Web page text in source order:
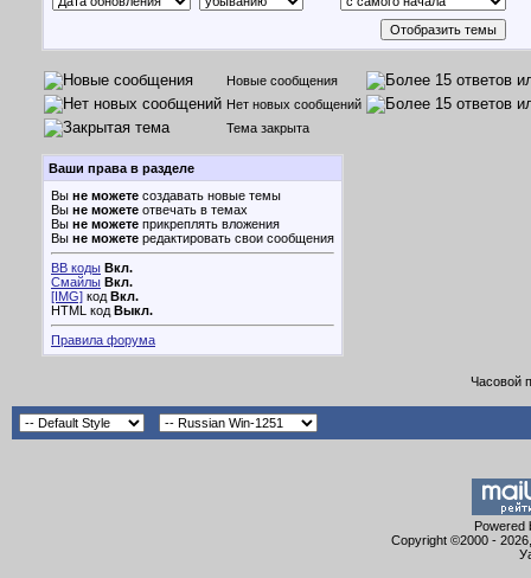
Новые сообщения
Нет новых сообщений
Тема закрыта
Ваши права в разделе
Вы не можете создавать новые темы
Вы не можете отвечать в темах
Вы не можете прикреплять вложения
Вы не можете редактировать свои сообщения
BB коды Вкл.
Смайлы Вкл.
[IMG] код Вкл.
HTML код Выкл.
Правила форума
Часовой
Powered
Copyright ©2000 -